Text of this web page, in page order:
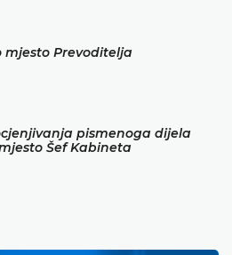
Prevoditelja
pismenoga dijela
Šef Kabineta